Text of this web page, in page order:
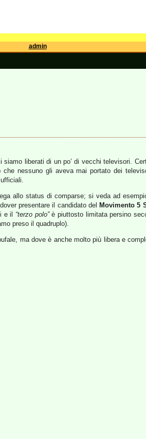
admin
siamo liberati di un po’ di vecchi televisori.
nessuno gli aveva mai portato dei
allo status di comparse; si veda ad
presentare il candidato del Movimento 5
e il “terzo polo”è piuttosto limitata persino
preso il quadruplo).
ma dove è anche molto più libera e